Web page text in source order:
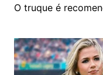
O truque é